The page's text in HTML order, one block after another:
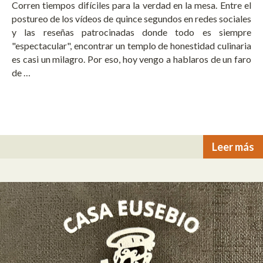
Corren tiempos difíciles para la verdad en la mesa. Entre el
postureo de los vídeos de quince segundos en redes sociales
y las reseñas patrocinadas donde todo es siempre
"espectacular", encontrar un templo de honestidad culinaria
es casi un milagro. Por eso, hoy vengo a hablaros de un faro
de …
Leer más